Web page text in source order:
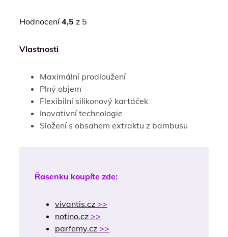
Hodnocení4,5 z 5
Vlastnosti
Maximální prodloužení
Plný objem
Flexibilní silikonový kartáček
Inovativní technologie
Složení s obsahem extraktu z bambusu
Řasenku koupíte zde:
vivantis.cz >>
notino.cz >>
parfemy.cz >>